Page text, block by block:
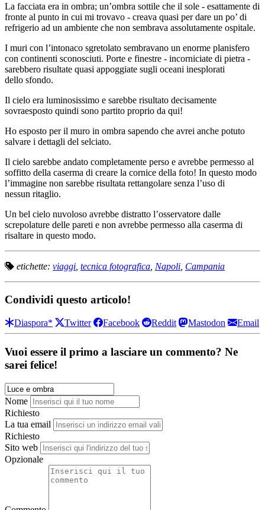
La facciata era in ombra; un’ombra sottile che il sole - esattamente di
fronte al punto in cui mi trovavo - creava quasi per dare un po’ di
refrigerio ad un ambiente che non sembrava assolutamente ospitale.
I muri con l’intonaco sgretolato sembravano un enorme planisfero
con continenti sconosciuti. Porte e finestre - incorniciate di pietra -
sarebbero risultate quasi appoggiate sugli oceani inesplorati
dello sfondo.
Il cielo era luminosissimo e sarebbe risultato decisamente
sovraesposto quindi sono partito proprio da qui!
Ho esposto per il muro in ombra sapendo che avrei anche potuto
salvare i dettagli del selciato.
Il cielo sarebbe andato completamente perso e avrebbe permesso al
soffitto della caserma di creare la cornice della foto! In questo modo
l’immagine non sarebbe risultata rettangolare senza l’uso di
nessun ritaglio.
Un bel cielo nuvoloso avrebbe distratto l’osservatore dalle
screpolature delle pareti e non avrebbe permesso alla caserma di
risaltare in questo modo.
etichette: viaggi tecnica fotografica Napoli Campania
Condividi questo articolo!
Diaspora* Twitter Facebook Reddit Mastodon Email
Vuoi essere il primo a lasciare un commento? Ne
sarei felice!
Nome
Richiesto
La tua email
Richiesto
Sito web
Opzionale